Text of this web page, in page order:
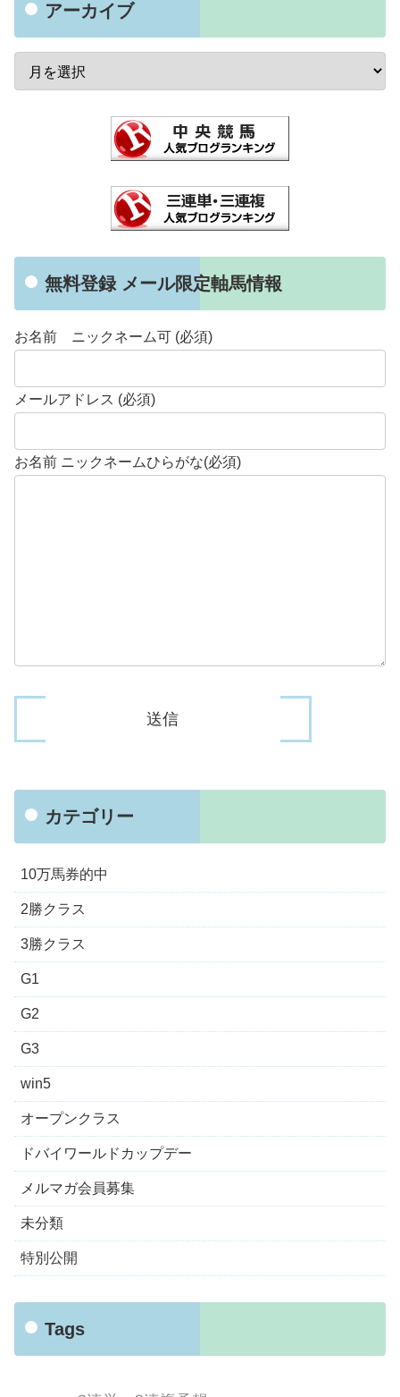
アーカイブ
無料登録 メール限定軸馬情報
お名前 ニックネーム可 (必須)
メールアドレス (必須)
お名前 ニックネームひらがな(必須)
カテゴリー
10万馬券的中
2勝クラス
3勝クラス
G1
G2
G3
win5
オープンクラス
ドバイワールドカップデー
メルマガ会員募集
未分類
特別公開
Tags